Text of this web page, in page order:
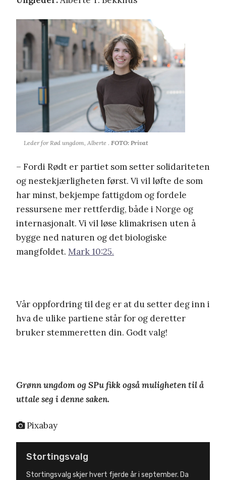
Leder for Rød ungdom, Alberte . FOTO: Privat
– Fordi Rødt er partiet som setter solidariteten
og nestekjærligheten først. Vi vil løfte de som
har minst, bekjempe fattigdom og fordele
ressursene mer rettferdig, både i Norge og
internasjonalt. Vi vil løse klimakrisen uten å
bygge ned naturen og det biologiske
mangfoldet. Mark 10:25.
Vår oppfordring til deg er at du setter deg inn i
hva de ulike partiene står for og deretter
bruker stemmeretten din. Godt valg!
Grønn ungdom og SPu fikk også muligheten til å
uttale seg i denne saken.
Pixabay
Stortingsvalg
Stortingsvalg skjer hvert fjerde år i september. Da